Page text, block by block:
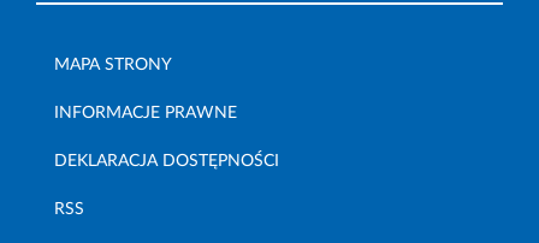
MAPA STRONY
INFORMACJE PRAWNE
DEKLARACJA DOSTĘPNOŚCI
RSS